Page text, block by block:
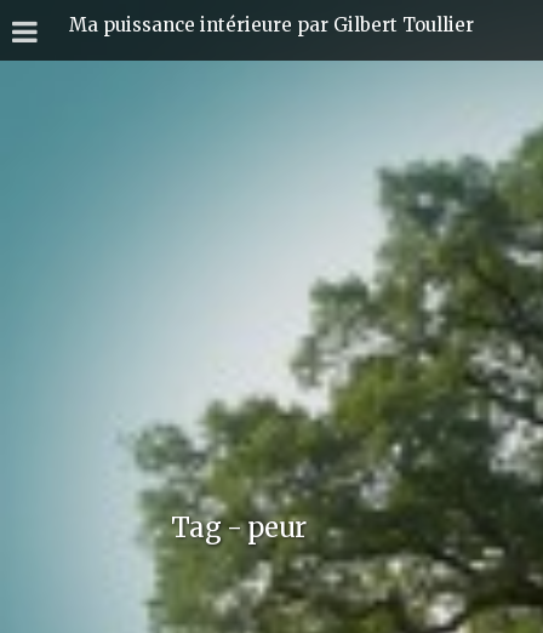
Ma puissance intérieure par Gilbert Toullier
Tag - peur